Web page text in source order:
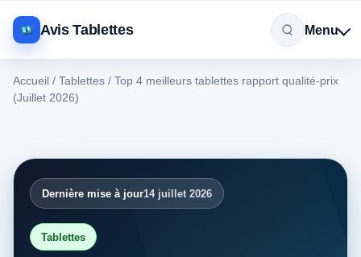
Avis Tablettes Menu
Accueil / Tablettes / Top 4 meilleurs tablettes rapport qualité-prix
(Juillet 2026)
Dernière mise à jour14 juillet 2026
Tablettes